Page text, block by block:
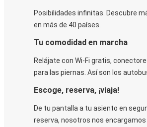
Posibilidades infinitas. Descubre
en más de 40 países.
Tu comodidad en marcha
Relájate con Wi-Fi gratis,
para las piernas. Así son los
Escoge, reserva, ¡viaja!
De tu pantalla a tu asiento en
reserva, nosotros nos encargamos